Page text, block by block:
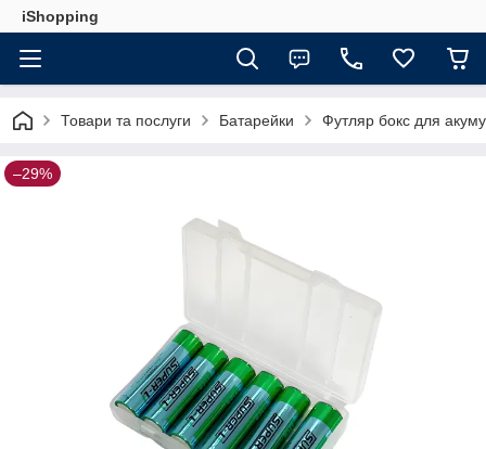
iShopping
Товари та послуги Батарейки Футляр бокс для
–29%